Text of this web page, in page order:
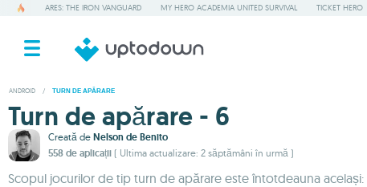
ARES: THE IRON VANGUARD MY HERO ACADEMIA UNITED SURVIVAL TICKET HERO
ANDROID / TURN DE APĂRARE
Turn de apărare - 6
Creată de Nelson de Benito
558 de aplicații ( Ultima actualizare: 2 săptămâni în urmă )
Scopul jocurilor de tip turn de apărare este întotdeauna